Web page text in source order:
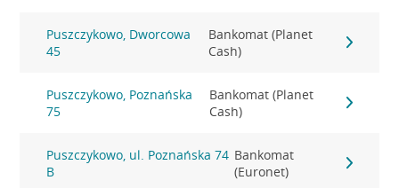
Puszczykowo, Dworcowa
45
Bankomat (Planet
Cash)
Puszczykowo, Poznańska
75
Bankomat (Planet
Cash)
Puszczykowo, ul. Poznańska 74
B
Bankomat
(Euronet)